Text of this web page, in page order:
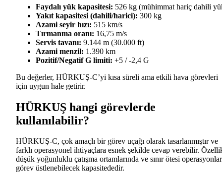
Faydalı yük kapasitesi: 526 kg (mühimmat hariç dahili
Yakıt kapasitesi (dahili/harici): 300 kg
Azami seyir hızı: 515 km/s
Tırmanma oranı: 16,75 m/s
Servis tavanı: 9.144 m (30.000 ft)
Azami menzil: 1.390 km
Pozitif/Negatif G limiti: +5 / -2,4 G
Bu değerler, HÜRKUŞ-C’yi kısa süreli ama etkili hava görevleri
için uygun hale getirir.
HÜRKUŞ hangi görevlerde
kullanılabilir?
HÜRKUŞ-C, çok amaçlı bir görev uçağı olarak tasarlanmıştır ve
farklı operasyonel ihtiyaçlara esnek şekilde cevap verebilir.
düşük yoğunluklu çatışma ortamlarında ve sınır ötesi
görev üstlenebilecek kapasitededir.